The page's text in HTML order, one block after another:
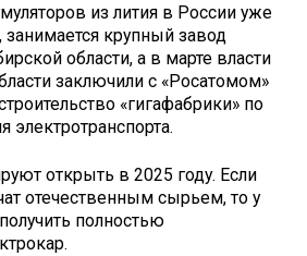
из лития в России уже
крупный завод
области, а в марте власти
заключили с «Росатомом»
«гигафабрики» по
электротранспорта.
открыть в 2025 году. Если
отечественным сырьем, то у
полностью